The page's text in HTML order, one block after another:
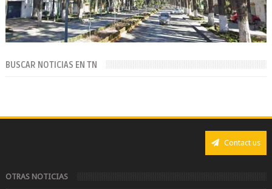
BUSCAR NOTICIAS EN TN
Contact us
OTRAS NOTICIAS